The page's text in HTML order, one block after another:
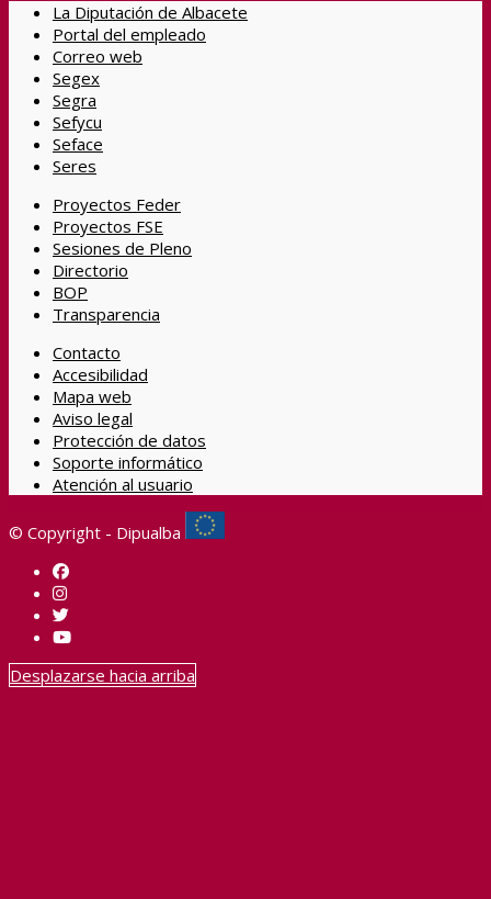
La Diputación de Albacete
Portal del empleado
Correo web
Segex
Segra
Sefycu
Seface
Seres
Proyectos Feder
Proyectos FSE
Sesiones de Pleno
Directorio
BOP
Transparencia
Contacto
Accesibilidad
Mapa web
Aviso legal
Protección de datos
Soporte informático
Atención al usuario
© Copyright - Dipualba
Desplazarse hacia arriba